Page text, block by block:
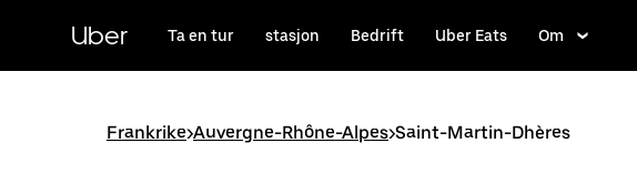
hovedinnholdet
Uber Ta en tur stasjon Bedrift Uber Eats Om
Frankrike>Auvergne-Rhône-Alpes>Saint-Martin-Dhères